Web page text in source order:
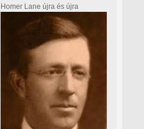
Homer Lane újra és újra